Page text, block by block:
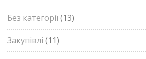
Без категорії(13)
Закупівлі (11)